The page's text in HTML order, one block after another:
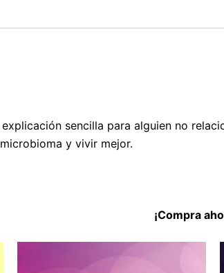
sencilla para alguien no
y vivir mejor.
¡Compra